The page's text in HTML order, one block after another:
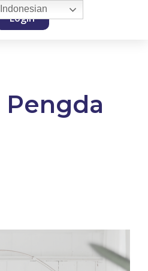
Login
Pengda
Indonesian